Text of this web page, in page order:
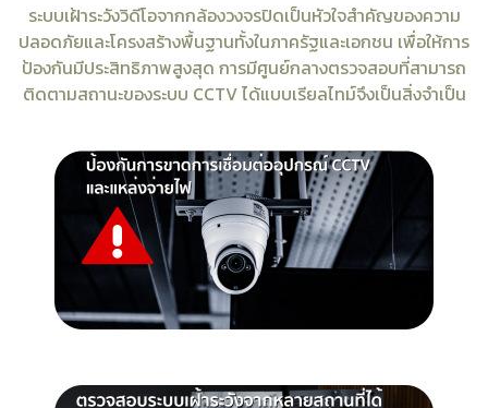
ระบบเฝ้าระวังวิดีโอจากกล้องวงจรปิดเป็นหัวใจสำคัญของความ
ปลอดภัยและโครงสร้างพื้นฐานทั้งในภาครัฐและเอกชน เพื่อให้การ
ป้องกันมีประสิทธิภาพสูงสุด การมีศูนย์กลางตรวจสอบที่สามารถ
ติดตามสถานะของระบบ CCTV ได้แบบเรียลไทม์จึงเป็นสิ่งจำเป็น